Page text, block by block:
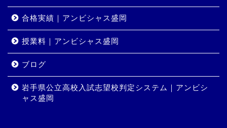
合格実績｜アンビシャス盛岡
授業料｜アンビシャス盛岡
ブログ
岩手県公立高校入試志望校判定システム｜アンビシ
ャス盛岡
コース・料金